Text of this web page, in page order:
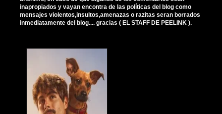
inapropiados y vayan encontra de las políticas del blog como
mensajes violentos,insultos,amenazas o razitas seran borrados
inmediatamente del blog.... gracias ( EL STAFF DE PEELINK ).